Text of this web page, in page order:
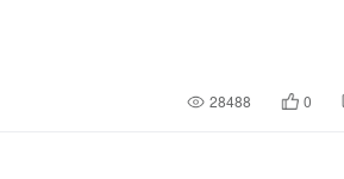
28488 0